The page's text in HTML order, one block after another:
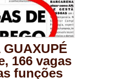
GUAXUPÉ
166 vagas
funções